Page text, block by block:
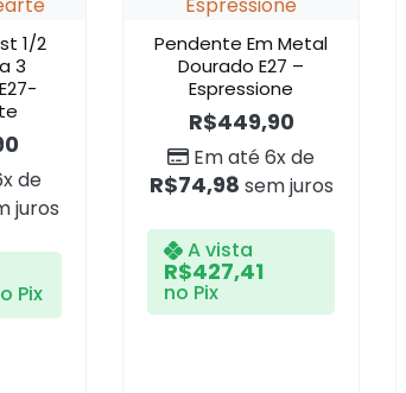
1/2
3
de
juros
Pix
Pendente Em Metal
Dourado E27 –
Espressione
R$449,90
Em até 6x de
R$74,98 sem juros
A vista
R$427,41
no Pix